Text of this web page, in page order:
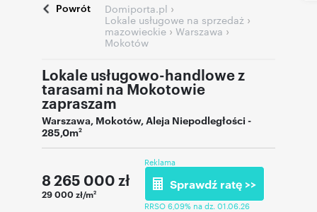
Powrót Domiporta.pl ›
Lokale usługowe na sprzedaż ›
mazowieckie › Warszawa ›
Mokotów
Lokale usługowo-handlowe z
tarasami na Mokotowie
zapraszam
Warszawa, Mokotów,Aleja Niepodległości -
285,0m2
8 265 000 zł
29 000 zł/m2
Reklama
Sprawdź ratę >>
RRSO 6,09% na dz. 01.06.26